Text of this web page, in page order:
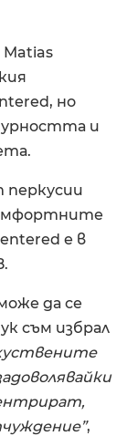
но
и
е в
да се
съм избрал
,